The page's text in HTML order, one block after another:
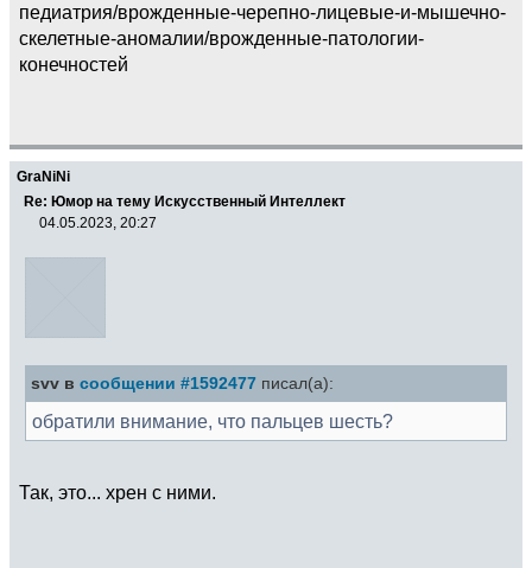
педиатрия/врожденные-черепно-лицевые-и-мышечно-
скелетные-аномалии/врожденные-патологии-
конечностей
GraNiNi
Re: Юмор на тему Искусственный Интеллект
04.05.2023, 20:27
svv в сообщении #1592477 писал(а):
обратили внимание, что пальцев шесть?
Так, это... хрен с ними.